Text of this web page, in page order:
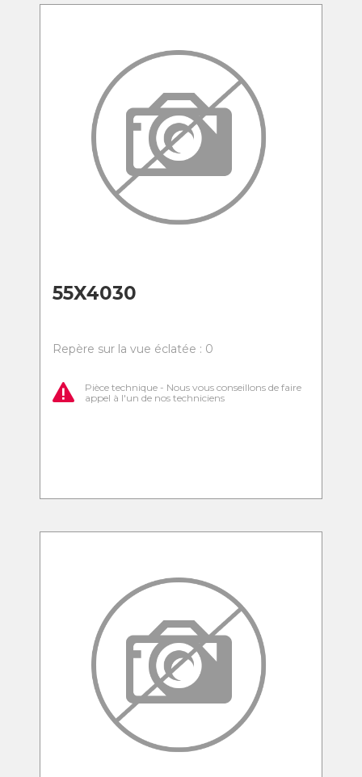
55X4030
Repère sur la vue éclatée : 0
Pièce technique - Nous vous conseillons de faire
appel à l'un de nos techniciens